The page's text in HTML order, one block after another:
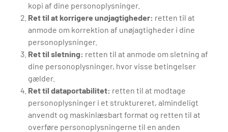
kopi af dine personoplysninger.
Ret til at korrigere unøjagtigheder: retten til at
anmode om korrektion af unøjagtigheder i dine
personoplysninger.
Ret til sletning: retten til at anmode om sletning af
dine personoplysninger, hvor visse betingelser
gælder.
Ret til dataportabilitet: retten til at modtage
personoplysninger i et struktureret, almindeligt
anvendt og maskinlæsbart format og retten til at
overføre personoplysningerne til en anden